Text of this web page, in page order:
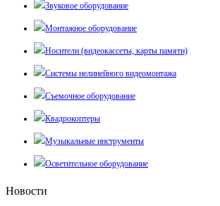
Звуковое оборудование
Монтажное оборудование
Носители (видеокассеты, карты памяти)
Системы нелинейного видеомонтажа
Съемочное оборудование
Квадрокоптеры
Музыкальные инструменты
Осветительное оборудование
Новости